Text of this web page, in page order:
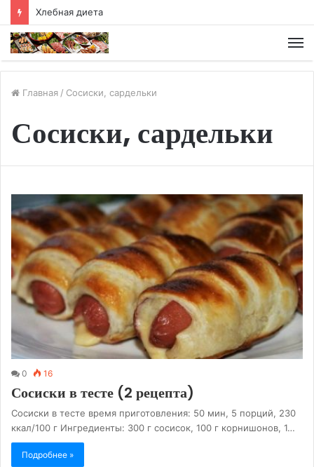
Хлебная диета
Главная / Сосиски, сардельки
Сосиски, сардельки
0 16
Сосиски в тесте (2 рецепта)
Сосиски в тесте время приготовления: 50 мин, 5 порций, 230
ккал/100 г Ингредиенты: 300 г сосисок, 100 г корнишонов, 1…
Подробнее »